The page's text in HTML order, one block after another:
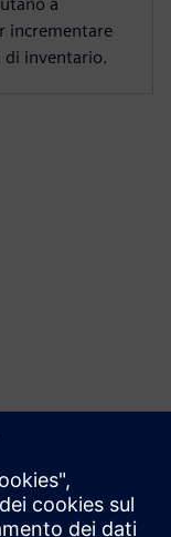
incrementare
di inventario.